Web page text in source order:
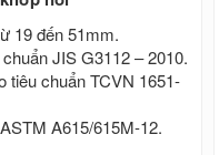
19 đến 51mm.
JIS G3112 – 2010.
tiêu chuẩn TCVN 1651-
A615/615M-12.